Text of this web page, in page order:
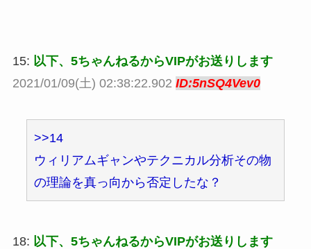
15: 以下、5ちゃんねるからVIPがお送りします
2021/01/09(土) 02:38:22.902 ID:5nSQ4Vev0
>>14
ウィリアムギャンやテクニカル分析その物
の理論を真っ向から否定したな？
18: 以下、5ちゃんねるからVIPがお送りします